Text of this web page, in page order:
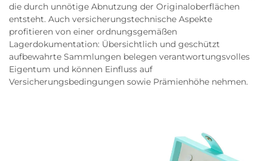
die durch unnötige Abnutzung der Originaloberflächen
entsteht. Auch versicherungstechnische Aspekte
profitieren von einer ordnungsgemäßen
Lagerdokumentation: Übersichtlich und geschützt
aufbewahrte Sammlungen belegen verantwortungsvolles
Eigentum und können Einfluss auf
Versicherungsbedingungen sowie Prämienhöhe nehmen.